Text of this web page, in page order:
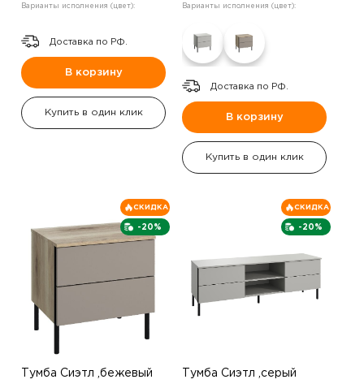
Варианты исполнения (цвет):
Доставка по РФ.
В корзину
Купить в один клик
Варианты исполнения (цвет):
Доставка по РФ.
В корзину
Купить в один клик
-20%
СКИДКА
Тумба Сиэтл ,бежевый
-20%
СКИДКА
Тумба Сиэтл ,серый